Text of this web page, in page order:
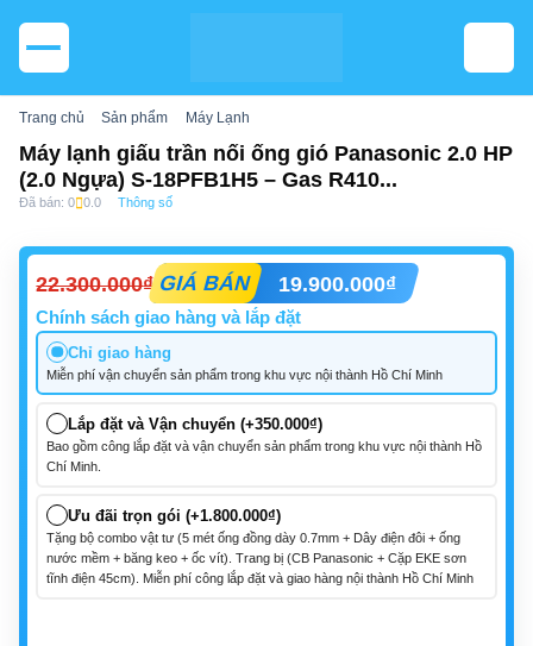
Trang chủ Sản phẩm Máy Lạnh
Máy lạnh giấu trần nối ống gió Panasonic 2.0 HP
(2.0 Ngựa) S-18PFB1H5 – Gas R410...
Đã bán: 0 0.0 Thông số
22.300.000₫ GIÁ BÁN 19.900.000₫
Chính sách giao hàng và lắp đặt
Chỉ giao hàng
Miễn phí vận chuyển sản phẩm trong khu vực nội thành Hồ Chí Minh
Lắp đặt và Vận chuyển (+350.000₫)
Bao gồm công lắp đặt và vận chuyển sản phẩm trong khu vực nội thành Hồ
Chí Minh.
Ưu đãi trọn gói (+1.800.000₫)
Tặng bộ combo vật tư (5 mét ống đồng dày 0.7mm + Dây điện đôi + ống
nước mềm + băng keo + ốc vít). Trang bị (CB Panasonic + Cặp EKE sơn
tĩnh điện 45cm). Miễn phí công lắp đặt và giao hàng nội thành Hồ Chí Minh